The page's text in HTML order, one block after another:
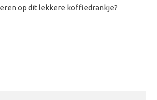
op dit lekkere koffiedrankje?